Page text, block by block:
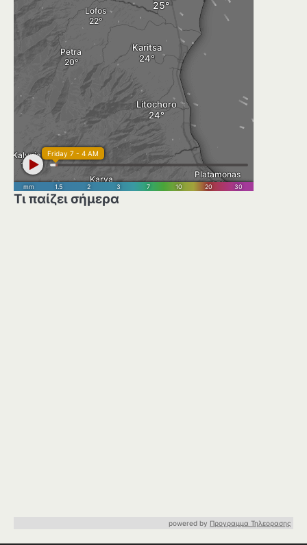
Τι παίζει σήμερα
powered by Προγραμμα Τηλεορασης